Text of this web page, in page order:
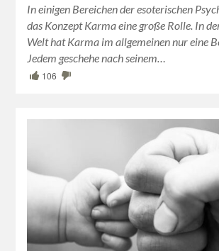
In einigen Bereichen der esoterischen
das Konzept Karma eine große Rolle. In
Welt hat Karma im allgemeinen nur eine
Jedem geschehe nach seinem…
106